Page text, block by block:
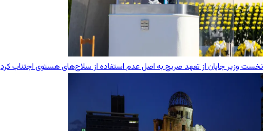
نخست وزیر جاپان از تعهد صریح به اصل عدم استفاده از سلاح‌های هستوی اجتناب کرد